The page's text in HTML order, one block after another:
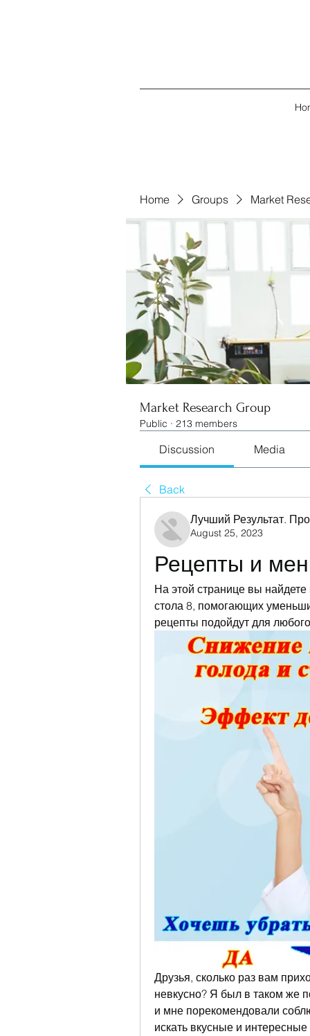
Home Groups Market
Market Research Group
Public · 213 members
Discussion Media
Back
Лучший Результат.
August 25, 2023
Рецепты и
На этой странице вы
стола 8, помогающих
рецепты подойдут для
Друзья, сколько раз вам
невкусно? Я был в таком же
и мне порекомендовали
искать вкусные и